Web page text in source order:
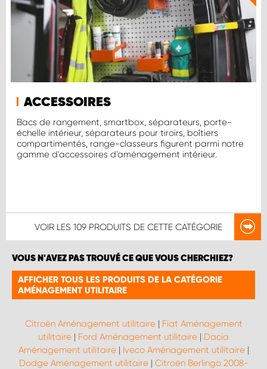
ACCESSOIRES
Bacs de rangement, smartbox, séparateurs, porte-
échelle intérieur, séparateurs pour tiroirs, boîtiers
compartimentés, range-classeurs figurent parmi notre
gamme d'accessoires d'aménagement intérieur.
VOIR LES 109 PRODUITS DE CETTE CATÉGORIE
VOUS N'AVEZ PAS TROUVÉ CE QUE VOUS CHERCHIEZ?
AFFICHER TOUS LES PRODUITS DE LA CATÉGORIE
AMÉNAGEMENT UTILITAIRE
Citroën Aménagement utilitaire| Fiat Aménagement
utilitaire | Ford Aménagement utilitaire | Dacia
Aménagement utilitaire| Iveco Aménagement utilitaire|
Dodge Aménagement utilitaire| Citroën Berlingo 2008-